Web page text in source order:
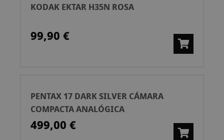
KODAK EKTAR H35N ROSA
99,90 €
PENTAX 17 DARK SILVER CÁMARA
COMPACTA ANALÓGICA
499,00 €